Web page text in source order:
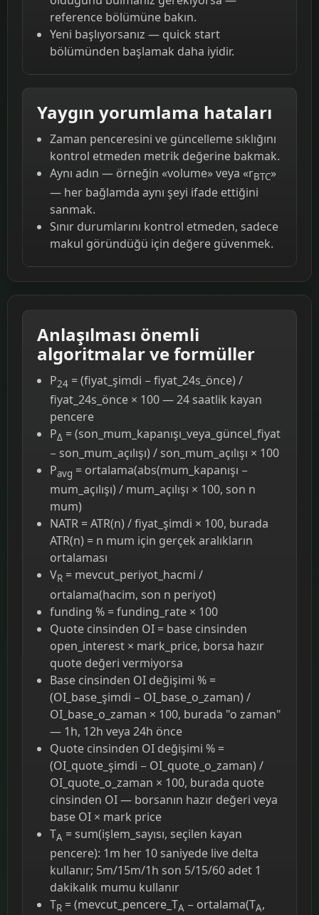
reference bölümüne bakın.
Yeni başlıyorsanız — quick start
bölümünden başlamak daha iyidir.
Yaygın yorumlama hataları
Zaman penceresini ve güncelleme sıklığını
kontrol etmeden metrik değerine bakmak.
Aynı adın — örneğin «volume» veya «rBTC»
— her bağlamda aynı şeyi ifade ettiğini
sanmak.
Sınır durumlarını kontrol etmeden, sadece
makul göründüğü için değere güvenmek.
Anlaşılması önemli
algoritmalar ve formüller
P24 = (fiyat_şimdi − fiyat_24s_önce) /
fiyat_24s_önce × 100 — 24 saatlik kayan
pencere
PΔ = (son_mum_kapanışı_veya_güncel_fiyat
− son_mum_açılışı) / son_mum_açılışı × 100
Pavg = ortalama(abs(mum_kapanışı −
mum_açılışı) / mum_açılışı × 100, son n
mum)
NATR = ATR(n) / fiyat_şimdi × 100, burada
ATR(n) = n mum için gerçek aralıkların
ortalaması
VR = mevcut_periyot_hacmi /
ortalama(hacim, son n periyot)
funding % = funding_rate × 100
Quote cinsinden OI = base cinsinden
open_interest × mark_price, borsa hazır
quote değeri vermiyorsa
Base cinsinden OI değişimi % =
(OI_base_şimdi − OI_base_o_zaman) /
OI_base_o_zaman × 100, burada "o zaman"
— 1h, 12h veya 24h önce
Quote cinsinden OI değişimi % =
(OI_quote_şimdi − OI_quote_o_zaman) /
OI_quote_o_zaman × 100, burada quote
cinsinden OI — borsanın hazır değeri veya
base OI × mark price
TA = sum(işlem_sayısı, seçilen kayan
pencere): 1m her 10 saniyede live delta
kullanır; 5m/15m/1h son 5/15/60 adet 1
dakikalık mumu kullanır
TR = (mevcut_pencere_TA − ortalama(TA,